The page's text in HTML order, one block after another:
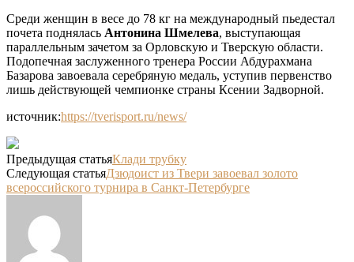
Среди женщин в весе до 78 кг на международный пьедестал
почета поднялась Антонина Шмелева, выступающая
параллельным зачетом за Орловскую и Тверскую области.
Подопечная заслуженного тренера России Абдурахмана
Базарова завоевала серебряную медаль, уступив первенство
лишь действующей чемпионке страны Ксении Задворной.
источник:https://tverisport.ru/news/
Предыдущая статьяКлади трубку
Следующая статьяДзюдоист из Твери завоевал золото
всероссийского турнира в Санкт-Петербурге